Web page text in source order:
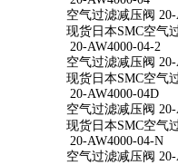
空气过滤减压阀 20-
现货日本SMC空气
20-AW4000-04-2
空气过滤减压阀 20-
现货日本SMC空气
20-AW4000-04D
空气过滤减压阀 20-
现货日本SMC空气
20-AW4000-04-N
空气过滤减压阀